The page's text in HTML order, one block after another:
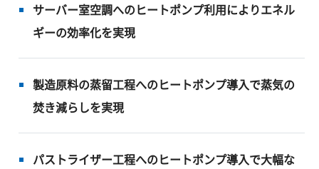
サーバー室空調へのヒートポンプ利用によりエネル
ギーの効率化を実現
製造原料の蒸留工程へのヒートポンプ導入で蒸気の
焚き減らしを実現
パストライザー工程へのヒートポンプ導入で大幅な